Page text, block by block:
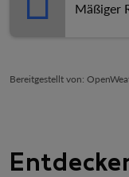
Mäßiger
Bereitgestellt von: